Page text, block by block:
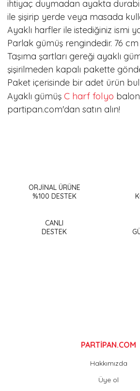
ihtiyaç duymadan ayakta
ile şişirip yerde veya masada
Ayaklı harfler ile istediğiniz ismi
Parlak gümüş rengindedir. 76 cm
Taşıma şartları gereği ayaklı
şişirilmeden kapalı pakette
Paket içerisinde bir adet ürün
Ayaklı gümüş C harf folyo
partipan.com'dan satın alın!
Görüş ve önerileriniz için teşekkür ederiz.
Ürün açıklamasında eksik bilgiler
Ürün bilgilerinde hatalar bulunuyor.
ORJİNAL ÜRÜNE
%100 DESTEK
CANLI
DESTEK
PARTİPAN.COM
Hakkımızda
Üye ol